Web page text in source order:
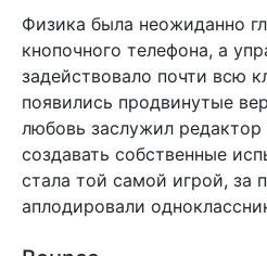
Физика была неожиданно
кнопочного телефона, а
задействовало почти всю
появились продвинутые
любовь заслужил
создавать собственные
стала той самой игрой, за
аплодировали